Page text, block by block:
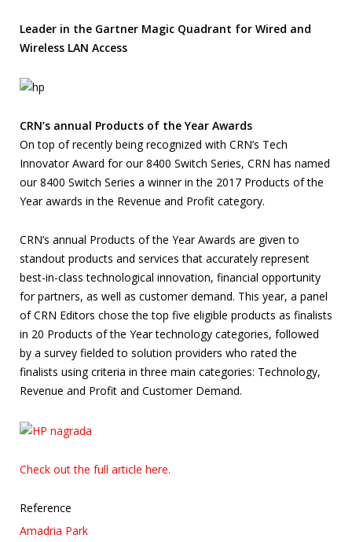
Leader in the Gartner Magic Quadrant for Wired and
Wireless LAN Access
CRN’s annual Products of the Year Awards
On top of recently being recognized with CRN’s Tech
Innovator Award for our 8400 Switch Series, CRN has named
our 8400 Switch Series a winner in the 2017 Products of the
Year awards in the Revenue and Profit category.
CRN’s annual Products of the Year Awards are given to
standout products and services that accurately represent
best-in-class technological innovation, financial opportunity
for partners, as well as customer demand. This year, a panel
of CRN Editors chose the top five eligible products as finalists
in 20 Products of the Year technology categories, followed
by a survey fielded to solution providers who rated the
finalists using criteria in three main categories: Technology,
Revenue and Profit and Customer Demand.
Check out the full article here.
Reference
Amadria Park